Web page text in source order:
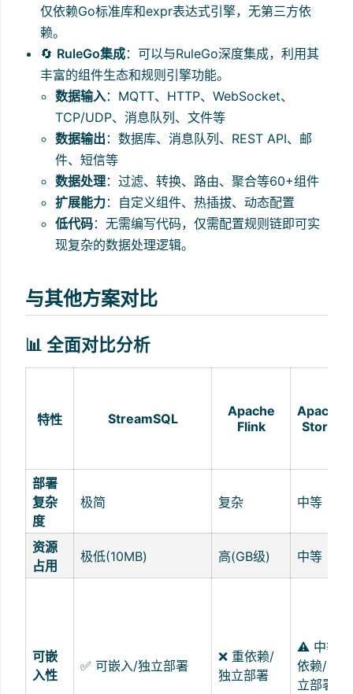
仅依赖Go标准库和expr表达式引擎，无第三方依
赖。
🔄 RuleGo集成：可以与RuleGo深度集成，利用其
丰富的组件生态和规则引擎功能。
数据输入：MQTT、HTTP、WebSocket、
TCP/UDP、消息队列、文件等
数据输出 ：数据库、消息队列、REST API、邮
件、短信等
数据处理：过滤、转换、路由、聚合等60+组件
扩展能力：自定义组件、热插拔、动态配置
低代码：无需编写代码，仅需配置规则链即可实
现复杂的数据处理逻辑。
与其他方案对比
📊 全面对比分析
特性 StreamSQL
Apache
Flink
Apache
Storm
部署
复杂
度
极简 复杂 中等
资源
占用
极低(10MB) 高(GB级) 中等
可嵌
入性
✅ 可嵌入/独立部署
❌ 重依赖/
独立部署
⚠️ 中等
依赖/独
立部署